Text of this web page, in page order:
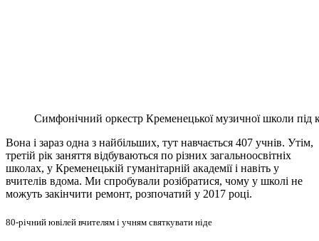
Симфонічний оркестр Кременецької музичної школи під
Вона і зараз одна з найбільших, тут навчається 407 учнів. Утім,
третій рік заняття відбуваються по різних загальноосвітніх
школах, у Кременецькій гуманітарній академії і навіть у
вчителів вдома. Ми спробували розібратися, чому у школі не
можуть закінчити ремонт, розпочатий у 2017 році.
80-річний ювілей вчителям і учням святкувати ніде